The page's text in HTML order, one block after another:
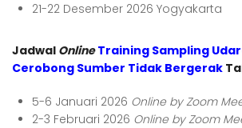
21-22 Desember 2026 Yogyakarta
Jadwal Online Training Sampling
Cerobong Sumber Tidak Bergerak
5-6 Januari 2026 Online by Zoom
2-3 Februari 2026 Online by Zoom